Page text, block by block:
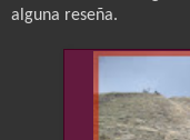
alguna reseña.